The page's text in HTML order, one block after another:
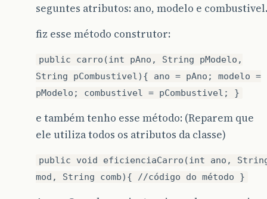
seguntes atributos: ano, modelo e combustivel.
fiz esse método construtor:
public carro(int pAno, String pModelo,
String pCombustivel){ ano = pAno; modelo =
pModelo; combustivel = pCombustivel; }
e também tenho esse método: (Reparem que
ele utiliza todos os atributos da classe)
public void eficienciaCarro(int ano,
mod, String comb){ //código do método }